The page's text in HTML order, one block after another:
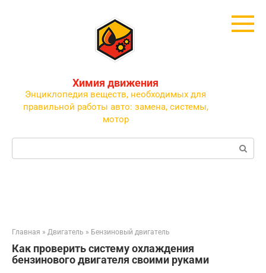
Химия движения
Энциклопедия веществ, необходимых для
правильной работы авто: замена, системы,
мотор
Поиск:
Главная » Двигатель » Бензиновый двигатель
Как проверить систему охлаждения
бензинового двигателя своими руками